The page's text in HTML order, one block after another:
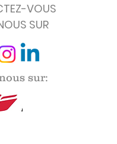
VOUS
SUR
sur: